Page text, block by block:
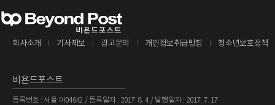
회사소개 기사제보 광고문의 개인정보취급방침 청소년보호정책
비욘드포스트
등록번호 : 서울 아04642 / 등록일자 : 2017. 8. 4 / 발행일자 : 2017. 7. 17